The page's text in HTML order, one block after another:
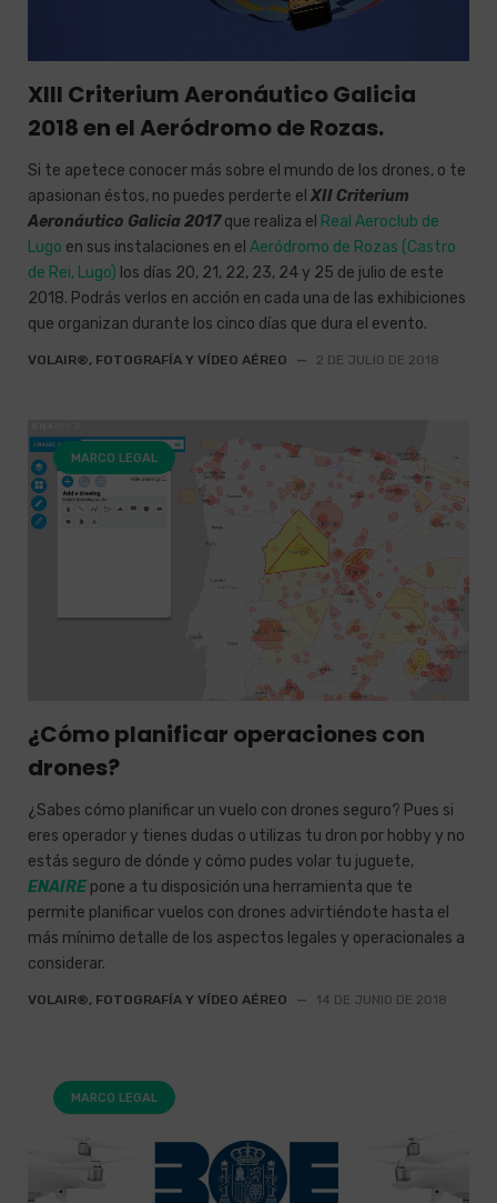
XIII Criterium Aeronáutico Galicia
2018 en el Aeródromo de Rozas.
Si te apetece conocer más sobre el mundo de los drones, o te
apasionan éstos, no puedes perderte elXII Criterium
Aeronáutico Galicia 2017que realiza el Real Aeroclub de
Lugo en sus instalaciones en el Aeródromo de Rozas (Castro
de Rei, Lugo) los días 20, 21, 22, 23, 24 y 25 de julio de este
2018. Podrás verlos en acción en cada una de las exhibiciones
que organizan durante los cinco días que dura el evento.
VOLAIR®, FOTOGRAFÍA Y VÍDEO AÉREO — 2 DE JULIO DE 2018
MARCO LEGAL
¿Cómo planificar operaciones con
drones?
¿Sabes cómo planificar un vuelo con drones seguro? Pues si
eres operador y tienes dudas o utilizas tu dron por hobby y no
estás seguro de dónde y cómo pudes volar tu juguete,
ENAIRE pone a tu disposición una herramienta que te
permite planificar vuelos con drones advirtiéndote hasta el
más mínimo detalle de los aspectos legales y operacionales a
considerar.
VOLAIR®, FOTOGRAFÍA Y VÍDEO AÉREO — 14 DE JUNIO DE 2018
MARCO LEGAL